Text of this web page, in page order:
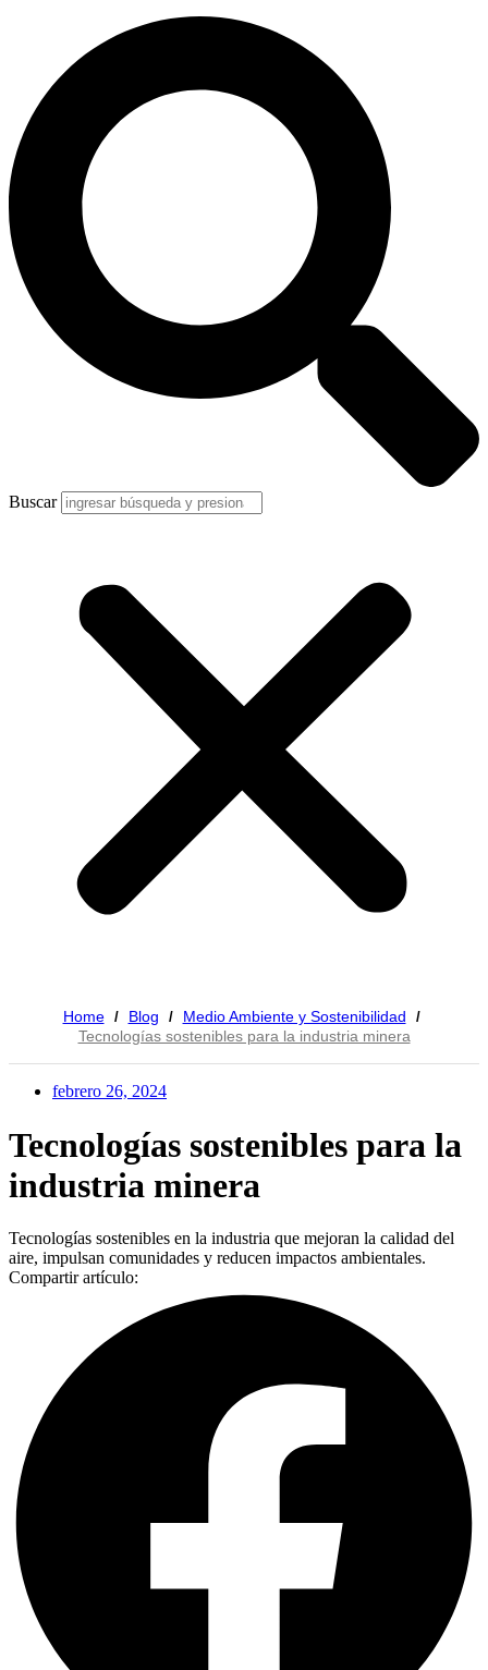
Buscar
Home / Blog / Medio Ambiente y Sostenibilidad /
Tecnologías sostenibles para la industria minera
febrero 26, 2024
Tecnologías sostenibles para la
industria minera
Tecnologías sostenibles en la industria que mejoran la calidad del
aire, impulsan comunidades y reducen impactos ambientales.
Compartir artículo: